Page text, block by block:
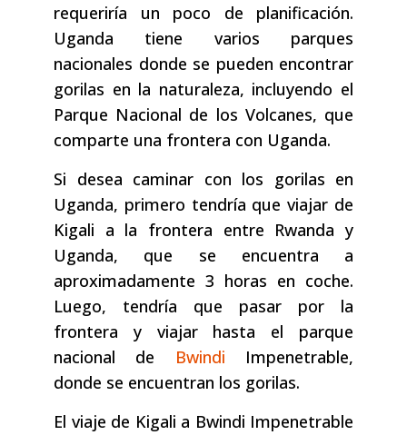
requeriría un poco de planificación.
Uganda tiene varios parques
nacionales donde se pueden encontrar
gorilas en la naturaleza, incluyendo el
Parque Nacional de los Volcanes, que
comparte una frontera con Uganda.
Si desea caminar con los gorilas en
Uganda, primero tendría que viajar de
Kigali a la frontera entre Rwanda y
Uganda, que se encuentra a
aproximadamente 3 horas en coche.
Luego, tendría que pasar por la
frontera y viajar hasta el parque
nacional de Bwindi Impenetrable,
donde se encuentran los gorilas.
El viaje de Kigali a Bwindi Impenetrable